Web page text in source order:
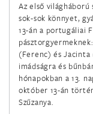
Szent Balázs
február 4.
Szent Anszgár
február 5.
Szent Ágota szűz és
Az első
sok-sok könnyet,
13-án a portugáliai
(Ferenc) és
imádságra és
hónapokban a 13.
október 13-án
Szűzanya.